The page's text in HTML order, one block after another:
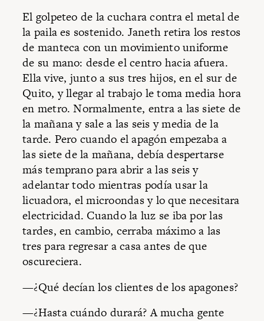
El golpeteo de la cuchara contra el metal de
la paila es sostenido. Janeth retira los restos
de manteca con un movimiento uniforme
de su mano: desde el centro hacia afuera.
Ella vive, junto a sus tres hijos, en el sur de
Quito, y llegar al trabajo le toma media hora
en metro. Normalmente, entra a las siete de
la mañana y sale a las seis y media de la
tarde. Pero cuando el apagón empezaba a
las siete de la mañana, debía despertarse
más temprano para abrir a las seis y
adelantar todo mientras podía usar la
licuadora, el microondas y lo que necesitara
electricidad. Cuando la luz se iba por las
tardes, en cambio, cerraba máximo a las
tres para regresar a casa antes de que
oscureciera.
—¿Qué decían los clientes de los apagones?
—¿Hasta cuándo durará? A mucha gente